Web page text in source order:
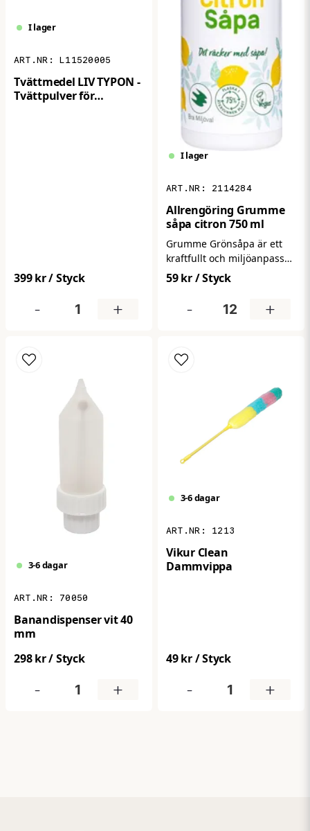
I lager
L11520005
Tvättmedel LIV TYPON -
Tvättpulver för
399 kr/ Styck
- +
I lager
2114284
Allrengöring Grumme
såpa citron 750 ml
Grumme Grönsåpa är ett
kraftfullt och miljöanpassat
allrengöringsmedel. Den är
särskilt effektiv mot fett och
smuts samtidigt som den
har återfettande
utmärkt för rengöring av
golv och trätrall. Produkten
nedbrytbar och har ett pH-
värde på 9–11.
59 kr/ Styck
- +
3-6 dagar
70050
Banandispenser vit 40
mm
298 kr/ Styck
- +
3-6 dagar
1213
Vikur Clean
Dammvippa
49 kr/ Styck
- +